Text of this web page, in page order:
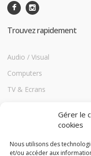
Gérer le
cookies
Nous utilisons des
et/ou accéder aux
Trouvez rapidement
Audio / Visual
Computers
TV & Ecrans
Storage